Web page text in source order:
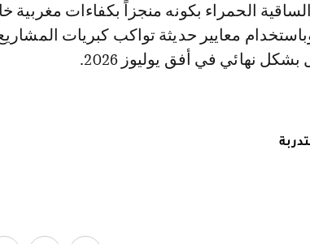
الحمراء بكونه منجزاً بكفاءات مغربية
معايير حديثة تواكب كبريات
نهائي في أفق يوليوز 2026.